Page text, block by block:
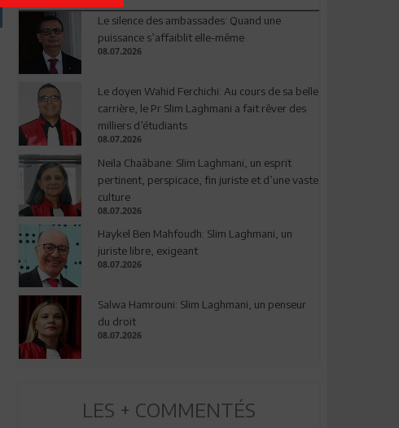
Le silence des ambassades: Quand une
puissance s’affaiblit elle-même
08.07.2026
Le doyen Wahid Ferchichi: Au cours de sa belle
carrière, le Pr Slim Laghmani a fait rêver des
milliers d’étudiants
08.07.2026
Neila Chaâbane: Slim Laghmani, un esprit
pertinent, perspicace, fin juriste et d’une vaste
culture
08.07.2026
Haykel Ben Mahfoudh: Slim Laghmani, un
juriste libre, exigeant
08.07.2026
Salwa Hamrouni: Slim Laghmani, un penseur
du droit
08.07.2026
LES + COMMENTÉS